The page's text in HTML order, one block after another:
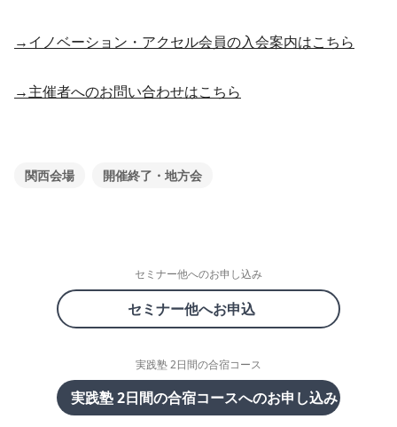
→イノベーション・アクセル会員の入会案内はこちら
→主催者へのお問い合わせはこちら
関西会場 開催終了・地方会
セミナー他へのお申し込み
セミナー他へお申込
実践塾 2日間の合宿コース
実践塾 2日間の合宿コースへのお申し込み